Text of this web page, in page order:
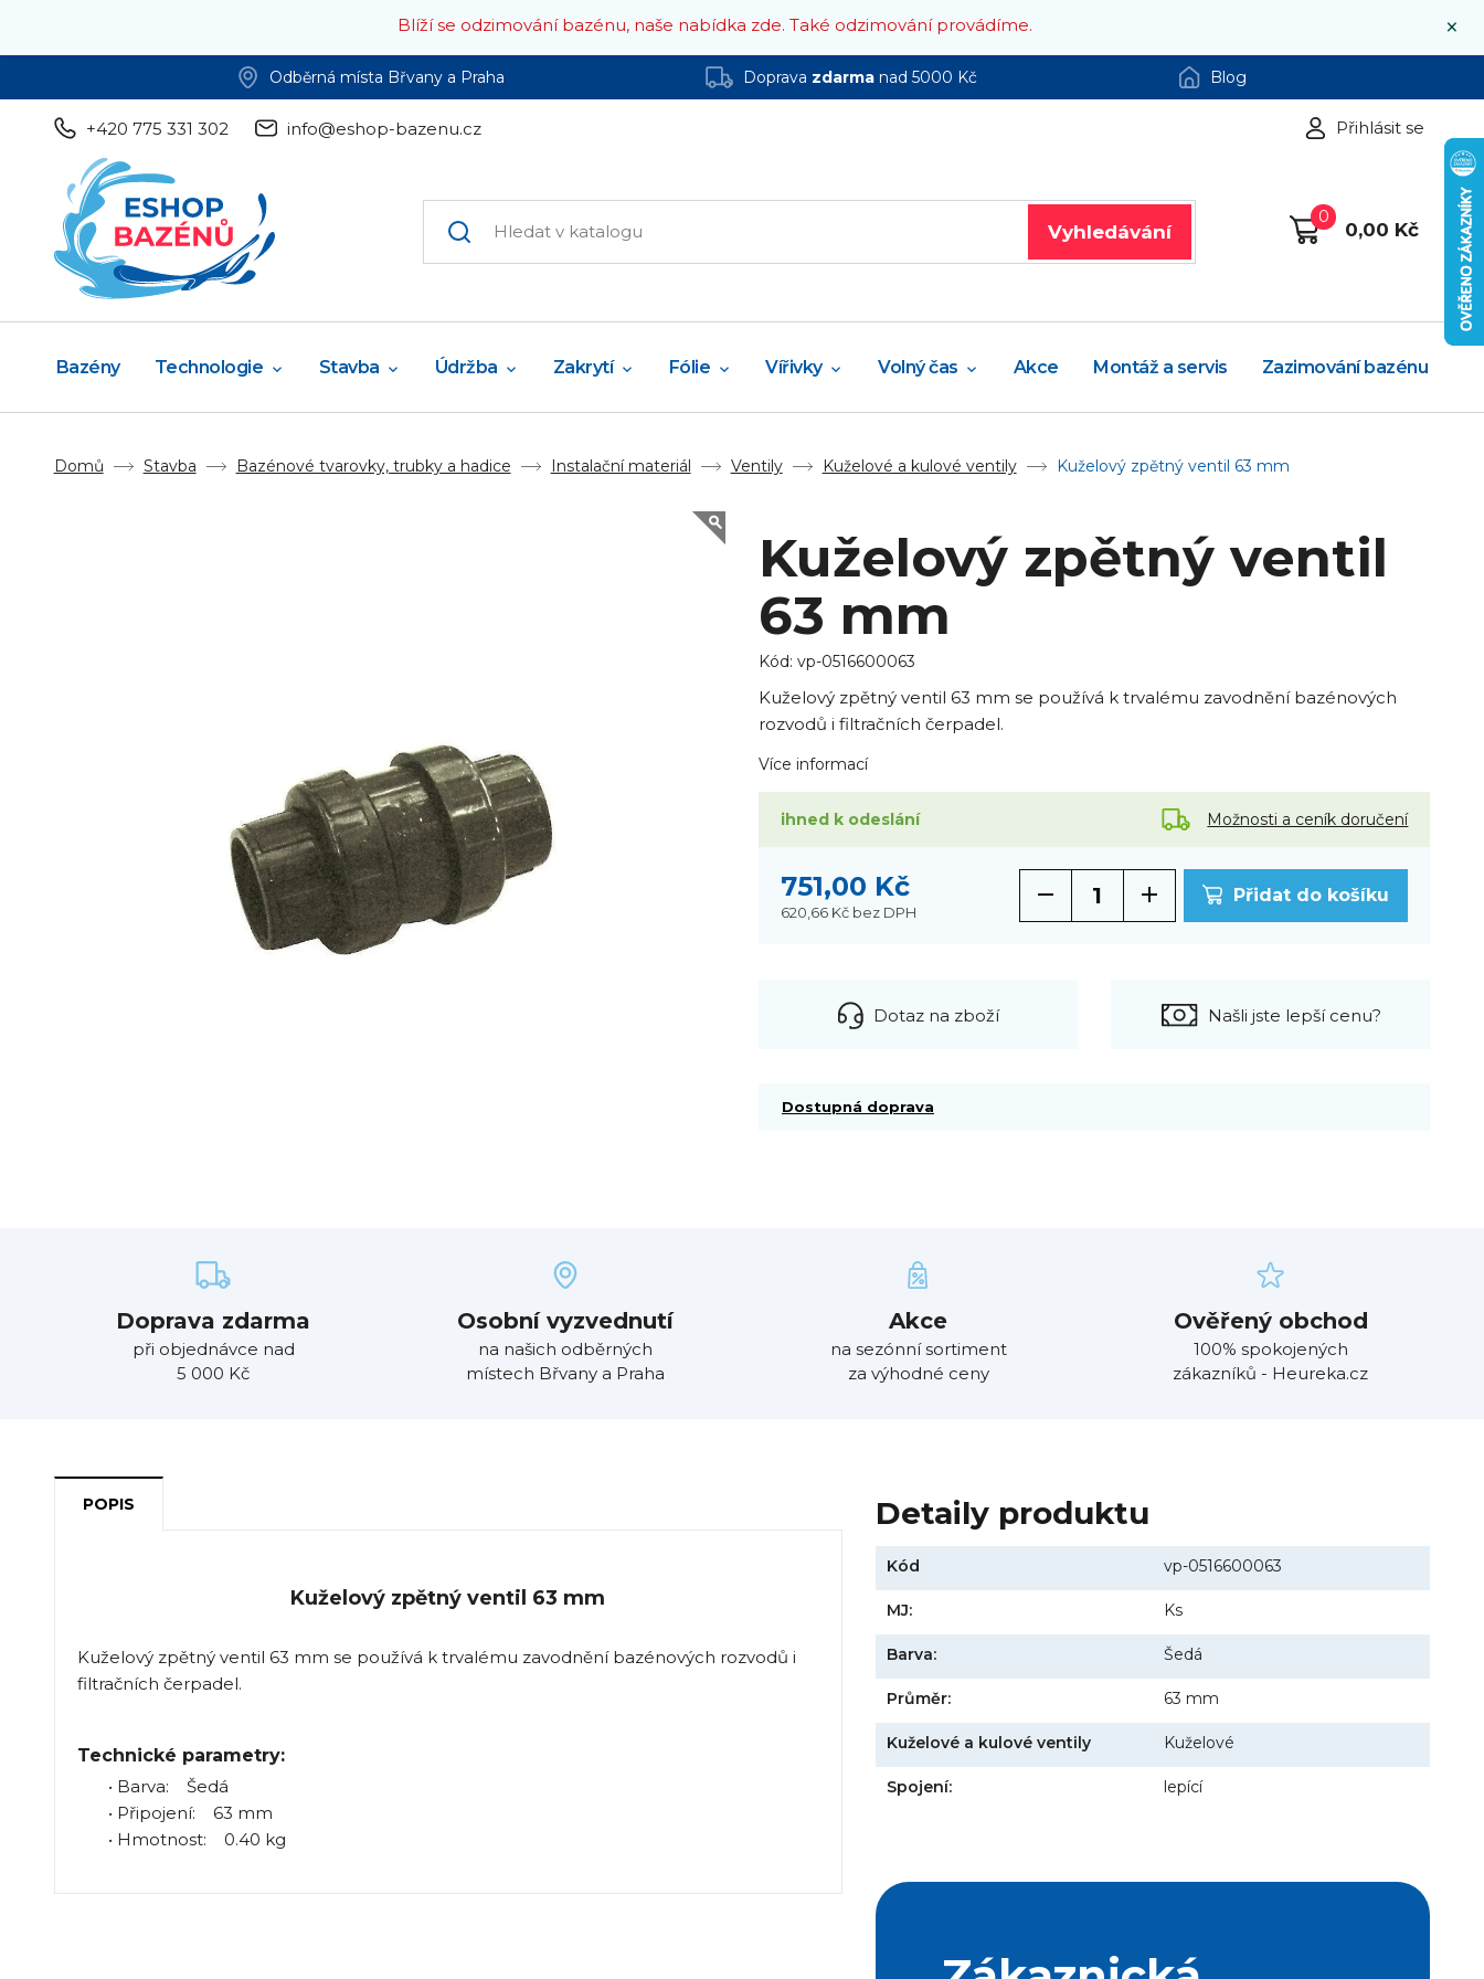
×
Blíží se odzimování bazénu, naše nabídka zde. Také odzimování provádíme.
Odběrná místa Břvany a Praha Doprava zdarmanad 5000 Kč Blog
+420 775 331 302 info@eshop-bazenu.cz Přihlásit se
Vyhledávání
0
0,00 Kč
Bazény Technologie Stavba Údržba Zakrytí Fólie Vířivky Volný čas Akce Montáž a servis Zazimování bazénu
Domů Stavba Bazénové tvarovky, trubky a hadice Instalační materiál Ventily Kuželové a kulové ventily Kuželový zpětný ventil 63 mm
Kuželový zpětný ventil
63 mm
Kód: vp-0516600063
Kuželový zpětný ventil 63 mm se používá k trvalému zavodnění bazénových
rozvodů i filtračních čerpadel.
Více informací
ihned k odeslání Možnosti a ceník doručení
751,00 Kč
620,66 Kč bez DPH
Přidat do košíku
Dotaz na zboží Našli jste lepší cenu?
Dostupná doprava
Doprava zdarma
při objednávce nad
5 000 Kč
Osobní vyzvednutí
na našich odběrných
místech Břvany a Praha
Akce
na sezónní sortiment
za výhodné ceny
Ověřený obchod
100% spokojených
zákazníků - Heureka.cz
POPIS
Kuželový zpětný ventil 63 mm
Kuželový zpětný ventil 63 mm se používá k trvalému zavodnění bazénových rozvodů i
filtračních čerpadel.
Technické parametry:
• Barva: Šedá
• Připojení: 63 mm
• Hmotnost: 0.40 kg
Detaily produktu
Kód vp-0516600063
MJ: Ks
Barva: Šedá
Průměr: 63 mm
Kuželové a kulové ventily Kuželové
Spojení: lepící